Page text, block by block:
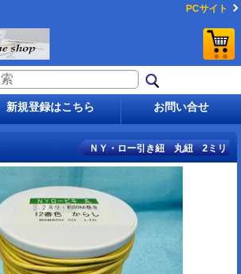
PCサイト
新規登録はこちら お問い合せ
ＮＹ・ロー引き紐 丸紐 2ミリ